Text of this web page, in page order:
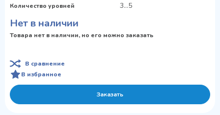
Количество уровней 3...5
Нет в наличии
Товара нет в наличии, но его можно заказать
В сравнение
В избранное
Заказать